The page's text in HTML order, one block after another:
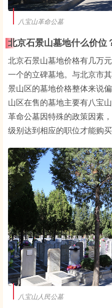
八宝山革命公墓
北京石景山墓地什么价位
北京石景山墓地价格有几万
一个的立碑墓地。与北京市
景山区的墓地价格整体来说
山区在售的墓地主要有八宝
革命公墓因特殊的政策因素
级别达到相应的职位才能购买
八宝山人民公墓